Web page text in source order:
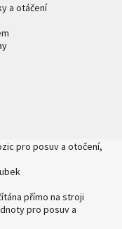
a otáčení
pro posuv a otočení,
přímo na stroji
pro posuv a